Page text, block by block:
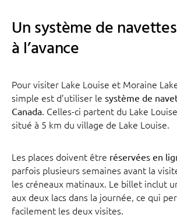
Un système de
à l’avance
Pour visiter Lake Louise et Moraine
simple est d’utiliser le système de
Canada. Celles-ci partent du Lake
situé à 5 km du village de Lake Louise.
Les places doivent être réservées en
parfois plusieurs semaines avant la
les créneaux matinaux. Le billet inclut
aux deux lacs dans la journée, ce qui
facilement les deux visites.